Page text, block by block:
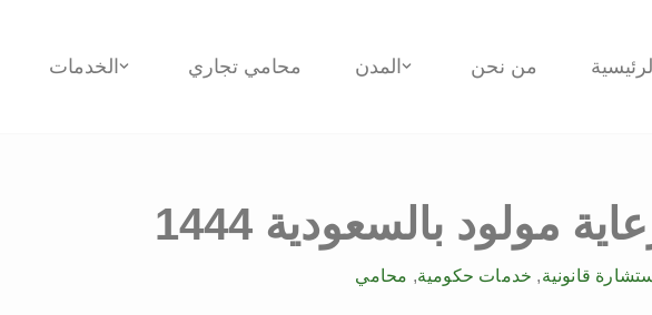
الرئيسية من نحن المدن محامي تجاري الخدمات
مولود بالسعودية 1444
قانونية خدمات حكومية محامي